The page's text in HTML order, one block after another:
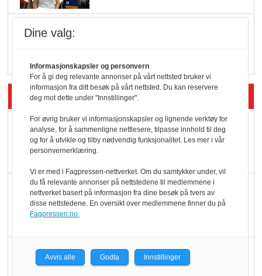
Siste artikler - Økologisk
Kolonihagens norske
yoghurt: Trues av
Marit Kolby vant
Økologisk Norge sin
Blir enklere å velge
økologisk i butikkhylla
Dine valg:
Informasjonskapsler og personvern
For å gi deg relevante annonser på vårt nettsted bruker vi
informasjon fra ditt besøk på vårt nettsted. Du kan reservere
deg mot dette under "Innstillinger".
For øvrig bruker vi informasjonskapsler og lignende verktøy for
analyse, for å sammenligne nettlesere, tilpasse innhold til deg
og for å utvikle og tilby nødvendig funksjonalitet. Les mer i vår
personvernerklæring.
Vi er med i Fagpressen-nettverket. Om du samtykker under, vil
du få relevante annonser på nettstedene til medlemmene i
nettverket basert på informasjon fra dine besøk på tvers av
disse nettstedene. En oversikt over medlemmene finner du på
Fagpressen.no.
Avvis alle Godta Innstillinger